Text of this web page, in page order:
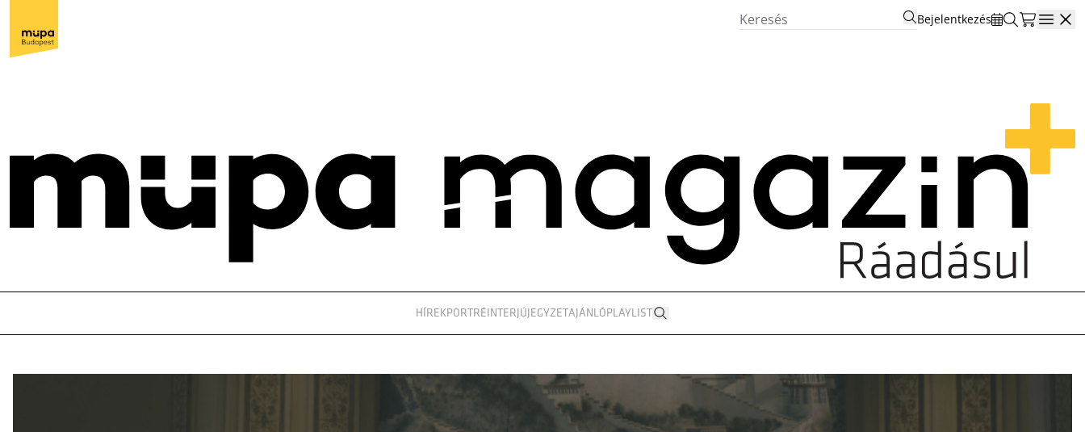
Bejelentkezés
HÍREKPORTRÉINTERJÚJEGYZETAJÁNLÓPLAYLIST